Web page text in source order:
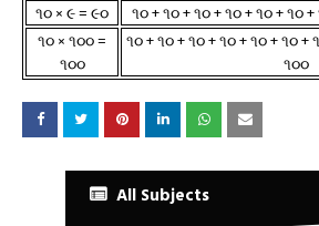
૧૦ × ૯ = ૯૦
૧૦ + ૧૦ + ૧૦ + ૧૦ + ૧૦ + ૧૦
૧૦ × ૧૦૦ =
૧૦૦
૧૦ + ૧૦ + ૧૦ + ૧૦ + ૧૦ + ૧૦ +
૧૦૦
All Subjects